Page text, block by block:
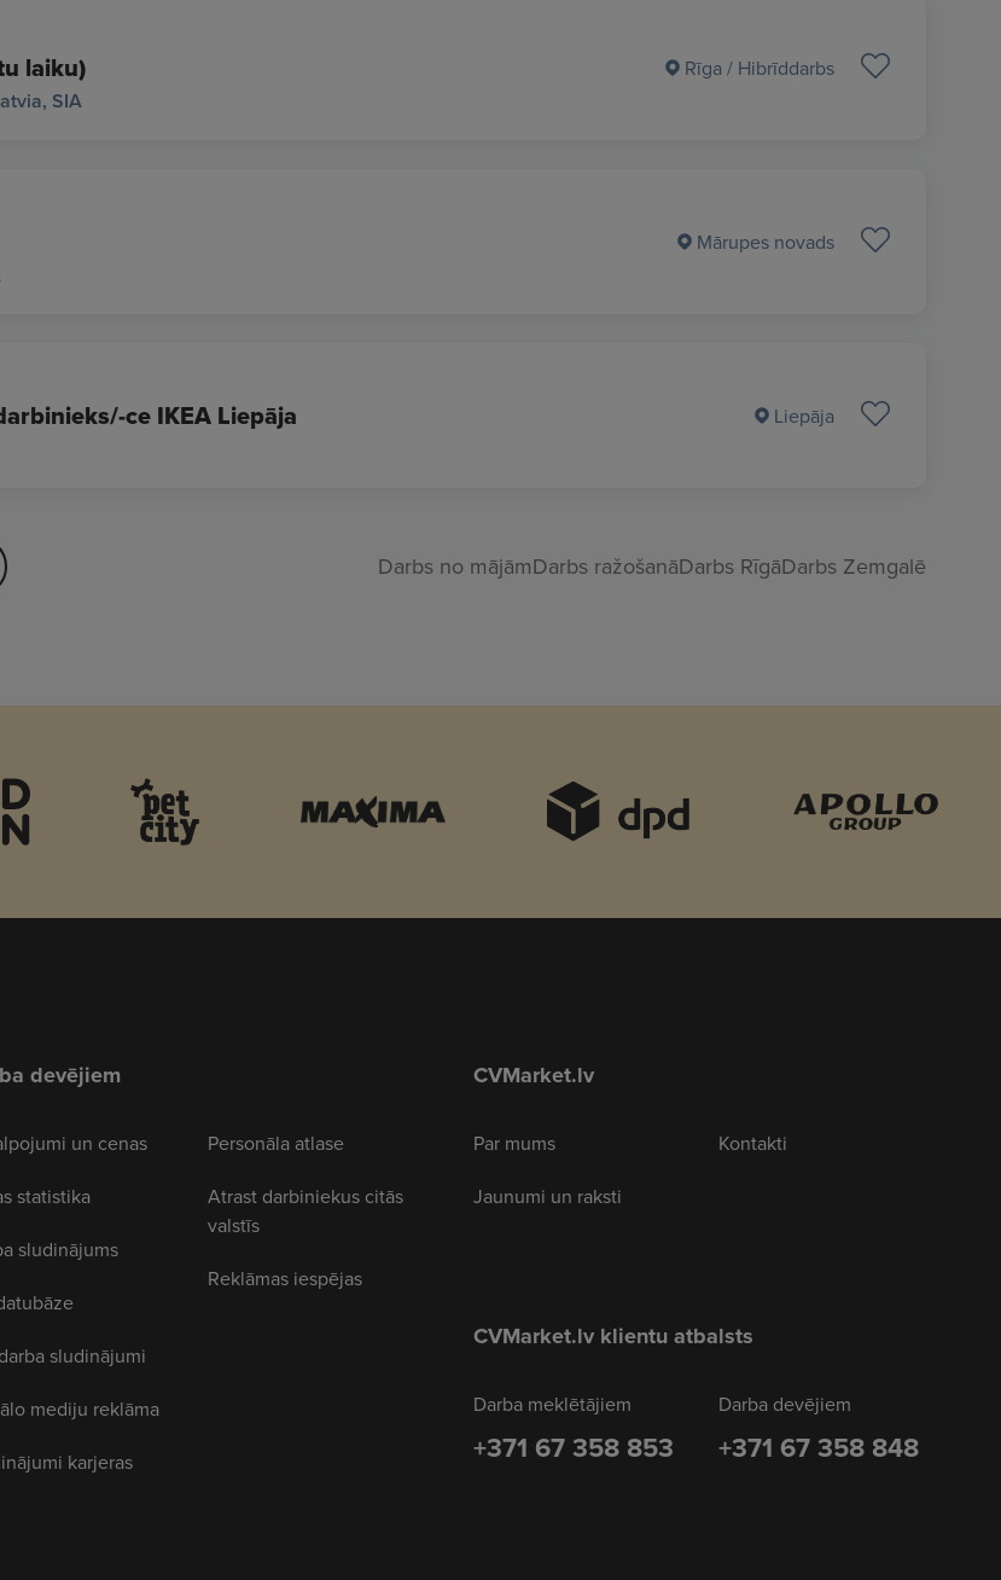
laiku)
SIA
Rīga / Hibrīddarbs
Mārupes novads
ce IKEA Liepāja Liepāja
Darbs no mājāmDarbs ražošanāDarbs RīgāDarbs Zemgalē
devējiem
un cenas
statistika
sludinājums
sludinājumi
mediju reklāma
karjeras
Personāla atlase
Atrast darbiniekus citās
valstīs
Reklāmas iespējas
CVMarket.lv
Par mums
Jaunumi un raksti
Kontakti
CVMarket.lv klientu atbalsts
Darba meklētājiem
+371 67 358 853
Darba devējiem
+371 67 358 848